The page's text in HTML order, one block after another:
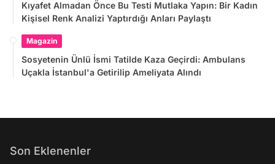
Kıyafet Almadan Önce Bu Testi Mutlaka Yapın: Bir Kadın
Kişisel Renk Analizi Yaptırdığı Anları Paylaştı
Magazin
Sosyetenin Ünlü İsmi Tatilde Kaza Geçirdi: Ambulans
Uçakla İstanbul'a Getirilip Ameliyata Alındı
Son Eklenenler